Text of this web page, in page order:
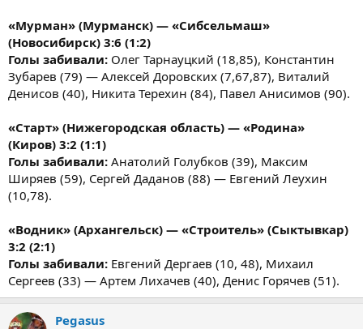
«Мурман» (Мурманск) — «Сибсельмаш»
(Новосибирск) 3:6 (1:2)
Голы забивали: Олег Тарнауцкий (18,85), Константин
Зубарев (79) — Алексей Доровских (7,67,87), Виталий
Денисов (40), Никита Терехин (84), Павел Анисимов (90).
«Старт» (Нижегородская область) — «Родина»
(Киров) 3:2 (1:1)
Голы забивали: Анатолий Голубков (39), Максим
Ширяев (59), Сергей Даданов (88) — Евгений Леухин
(10,78).
«Водник» (Архангельск) — «Строитель» (Сыктывкар)
3:2 (2:1)
Голы забивали: Евгений Дергаев (10, 48), Михаил
Сергеев (33) — Артем Лихачев (40), Денис Горячев (51).
Pegasus